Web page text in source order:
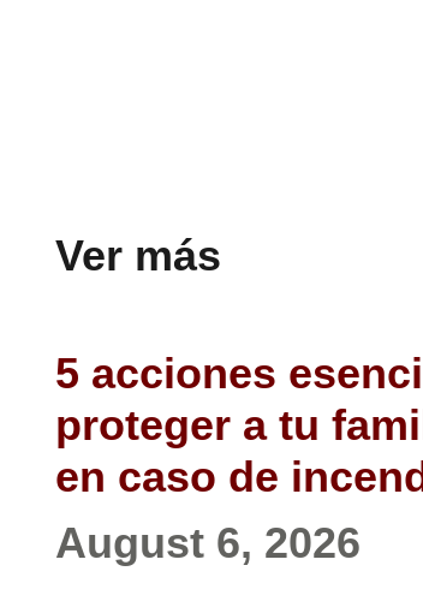
Ver más
5 acciones
proteger a tu
en caso de
August 6, 2026